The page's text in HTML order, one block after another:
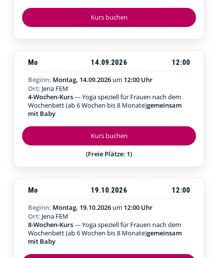
Kurs buchen
Kurs buchen
(Freie Plätze: 1)
Mo 14.09.2026
12:00
Beginn: Montag, 14.09.2026 um 12:00 Uhr
Ort: Jena FEM
4-Wochen-Kurs--- Yoga speziell für Frauen nach dem
Wochenbett (ab 6 Wochen bis 8 Monate)gemeinsam
mit Baby
Mo 19.10.2026
12:00
Beginn: Montag, 19.10.2026 um 12:00 Uhr
Ort: Jena FEM
8-Wochen-Kurs--- Yoga speziell für Frauen nach dem
Wochenbett (ab 6 Wochen bis 8 Monate)gemeinsam
mit Baby